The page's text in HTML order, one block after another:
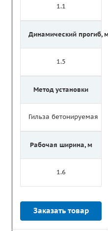
1.1
Динамический прогиб, м
1.5
Метод установки
Гильза бетонируемая
Рабочая ширина, м
1.6
Заказать товар